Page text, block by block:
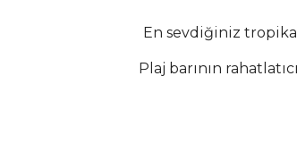
En sevdiğiniz
Plaj barının